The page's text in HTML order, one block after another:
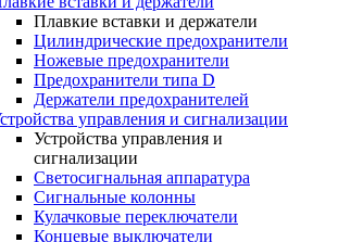
Плавкие вставки и держатели
Цилиндрические предохранители
Ножевые предохранители
Предохранители типа D
Держатели предохранителей
управления и сигнализации
Устройства управления и
сигнализации
Светосигнальная аппаратура
Сигнальные колонны
Кулачковые переключатели
Концевые выключатели